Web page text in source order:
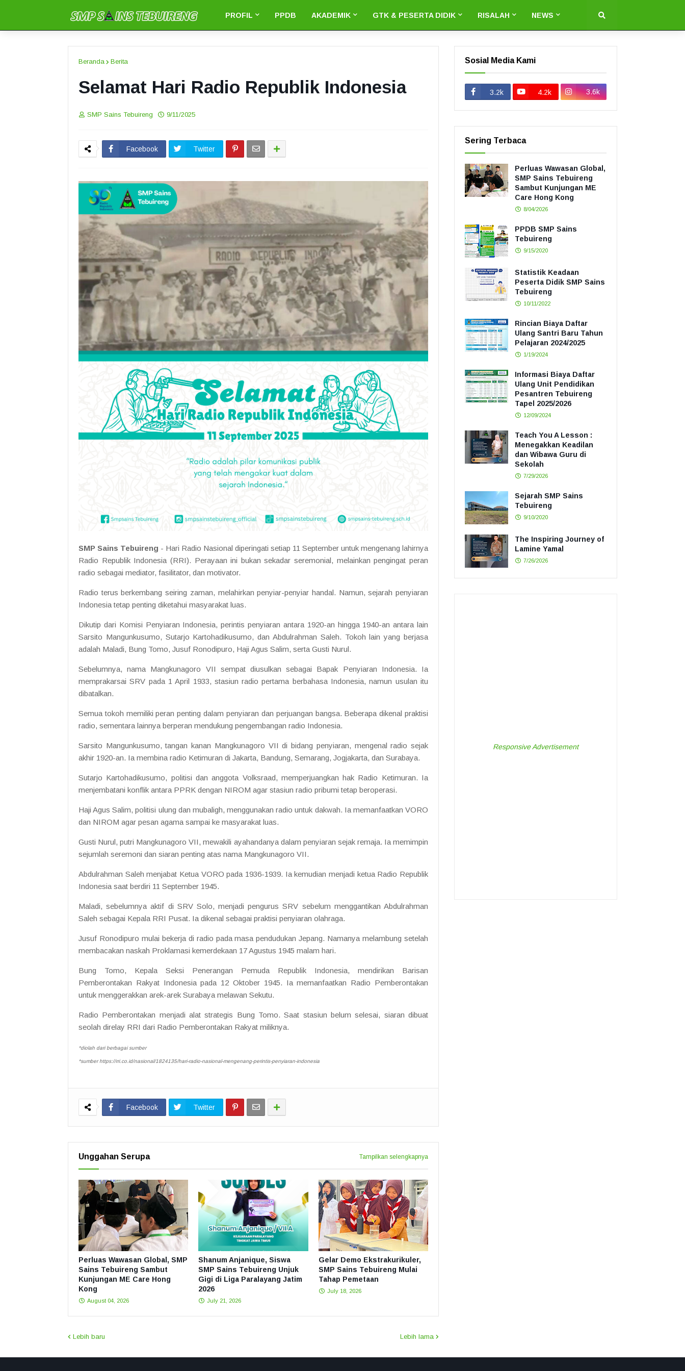
PROFIL PPDB AKADEMIK GTK & PESERTA DIDIK RISALAH NEWS
Beranda Berita
Selamat Hari Radio Republik Indonesia
SMP Sains Tebuireng 9/11/2025
Facebook Twitter
SMP Sains Tebuireng - Hari Radio Nasional diperingati setiap 11 September untuk mengenang lahirnya
Radio Republik Indonesia (RRI). Perayaan ini bukan sekadar seremonial, melainkan pengingat peran
radio sebagai mediator, fasilitator, dan motivator.
Radio terus berkembang seiring zaman, melahirkan penyiar-penyiar handal. Namun, sejarah penyiaran
Indonesia tetap penting diketahui masyarakat luas.
Dikutip dari Komisi Penyiaran Indonesia, perintis penyiaran antara 1920-an hingga 1940-an antara lain
Sarsito Mangunkusumo, Sutarjo Kartohadikusumo, dan Abdulrahman Saleh. Tokoh lain yang berjasa
adalah Maladi, Bung Tomo, Jusuf Ronodipuro, Haji Agus Salim, serta Gusti Nurul.
Sebelumnya, nama Mangkunagoro VII sempat diusulkan sebagai Bapak Penyiaran Indonesia. Ia
memprakarsai SRV pada 1 April 1933, stasiun radio pertama berbahasa Indonesia, namun usulan itu
dibatalkan.
Semua tokoh memiliki peran penting dalam penyiaran dan perjuangan bangsa. Beberapa dikenal praktisi
radio, sementara lainnya berperan mendukung pengembangan radio Indonesia.
Sarsito Mangunkusumo, tangan kanan Mangkunagoro VII di bidang penyiaran, mengenal radio sejak
akhir 1920-an. Ia membina radio Ketimuran di Jakarta, Bandung, Semarang, Jogjakarta, dan Surabaya.
Sutarjo Kartohadikusumo, politisi dan anggota Volksraad, memperjuangkan hak Radio Ketimuran. Ia
menjembatani konflik antara PPRK dengan NIROM agar stasiun radio pribumi tetap beroperasi.
Haji Agus Salim, politisi ulung dan mubaligh, menggunakan radio untuk dakwah. Ia memanfaatkan VORO
dan NIROM agar pesan agama sampai ke masyarakat luas.
Gusti Nurul, putri Mangkunagoro VII, mewakili ayahandanya dalam penyiaran sejak remaja. Ia memimpin
sejumlah seremoni dan siaran penting atas nama Mangkunagoro VII.
Abdulrahman Saleh menjabat Ketua VORO pada 1936-1939. Ia kemudian menjadi ketua Radio Republik
Indonesia saat berdiri 11 September 1945.
Maladi, sebelumnya aktif di SRV Solo, menjadi pengurus SRV sebelum menggantikan Abdulrahman
Saleh sebagai Kepala RRI Pusat. Ia dikenal sebagai praktisi penyiaran olahraga.
Jusuf Ronodipuro mulai bekerja di radio pada masa pendudukan Jepang. Namanya melambung setelah
membacakan naskah Proklamasi kemerdekaan 17 Agustus 1945 malam hari.
Bung Tomo, Kepala Seksi Penerangan Pemuda Republik Indonesia, mendirikan Barisan
Pemberontakan Rakyat Indonesia pada 12 Oktober 1945. Ia memanfaatkan Radio Pemberontakan
untuk menggerakkan arek-arek Surabaya melawan Sekutu.
Radio Pemberontakan menjadi alat strategis Bung Tomo. Saat stasiun belum selesai, siaran dibuat
seolah direlay RRI dari Radio Pemberontakan Rakyat miliknya.
*diolah dari berbagai sumber
*sumberhttps://rri.co.id/nasional/1824135/hari-radio-nasional-mengenang-perintis-penyiaran-indonesia
Facebook Twitter
Unggahan Serupa Tampilkan selengkapnya
Perluas Wawasan Global, SMP
Sains Tebuireng Sambut
Kunjungan ME Care Hong
Kong
August 04, 2026
Shanum Anjanique, Siswa
SMP Sains Tebuireng Unjuk
Gigi di Liga Paralayang Jatim
2026
July 21, 2026
Gelar Demo Ekstrakurikuler,
SMP Sains Tebuireng Mulai
Tahap Pemetaan
July 18, 2026
Lebih baru Lebih lama
Sosial Media Kami
3.2k 4.2k 3.6k
Sering Terbaca
Perluas Wawasan Global,
SMP Sains Tebuireng
Sambut Kunjungan ME
Care Hong Kong
8/04/2026
PPDB SMP Sains
Tebuireng
9/15/2020
Statistik Keadaan
Peserta Didik SMP Sains
Tebuireng
10/11/2022
Rincian Biaya Daftar
Ulang Santri Baru Tahun
Pelajaran 2024/2025
1/19/2024
Informasi Biaya Daftar
Ulang Unit Pendidikan
Pesantren Tebuireng
Tapel 2025/2026
12/09/2024
Teach You A Lesson :
Menegakkan Keadilan
dan Wibawa Guru di
Sekolah
7/29/2026
Sejarah SMP Sains
Tebuireng
9/10/2020
The Inspiring Journey of
Lamine Yamal
7/26/2026
Responsive Advertisement